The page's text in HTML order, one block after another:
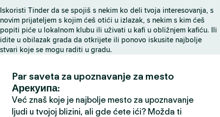
t
r
a
n
a
Iskoristi Tinder da se spojiš s nekim ko deli tvoja interesovanja, s
novim prijateljem s kojim ćeš otići u izlazak, s nekim s kim ćeš
popiti piće u lokalnom klubu ili uživati u kafi u obližnjem kafiću. Ili
idite u obilazak grada da otkrijete ili ponovo iskusite najbolje
stvari koje se mogu raditi u gradu.
Par saveta za upoznavanje za mesto
Арекуипа:
Već znaš koje je najbolje mesto za upoznavanje
ljudi u tvojoj blizini, ali gde ćete ići? Možda ti